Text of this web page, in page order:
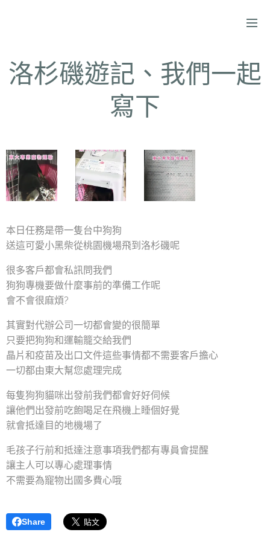
洛杉磯遊記、我們一起
寫下
本日任務是帶一隻台中狗狗
送這可愛小黑柴從桃園機場飛到洛杉磯呢
很多客戶都會私訊問我們
狗狗專機要做什麼事前的準備工作呢
會不會很麻煩?
其實對代辦公司一切都會變的很簡單
只要把狗狗和運輸籠交給我們
晶片和疫苗及出口文件這些事情都不需要客戶擔心
一切都由東大幫您處理完成
每隻狗狗貓咪出發前我們都會好好伺候
讓他們出發前吃飽喝足在飛機上睡個好覺
就會抵達目的地機場了
毛孩子行前和抵達注意事項我們都有專員會提醒
讓主人可以專心處理事情
不需要為寵物出國多費心哦
Share